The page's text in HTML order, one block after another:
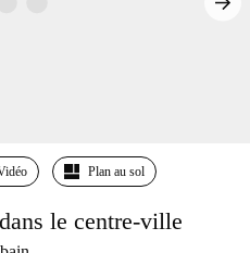
Plan au sol
le centre-ville